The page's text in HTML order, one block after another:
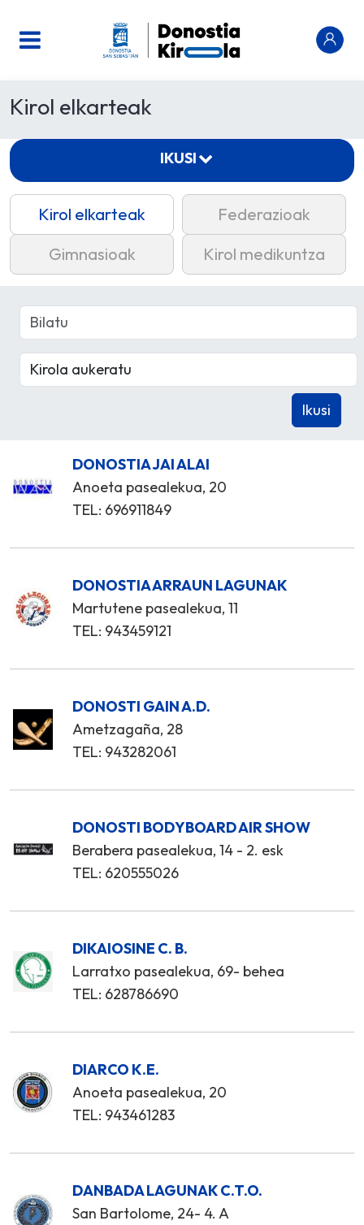
Kirol elkarteak
Kirol elkarteak
Federazioak
Gimnasioak
Kirol medikuntza
DONOSTIA JAI ALAI
Anoeta pasealekua, 20
TEL: 696911849
DONOSTIA ARRAUN LAGUNAK
Martutene pasealekua, 11
TEL: 943459121
DONOSTI GAIN A.D.
Ametzagaña, 28
TEL: 943282061
DONOSTI BODYBOARD AIR SHOW
Berabera pasealekua, 14 - 2. esk
TEL: 620555026
DIKAIOSINE C. B.
Larratxo pasealekua, 69- behea
TEL: 628786690
DIARCO K.E.
Anoeta pasealekua, 20
TEL: 943461283
DANBADA LAGUNAK C.T.O.
San Bartolome, 24- 4. A
IKUSI